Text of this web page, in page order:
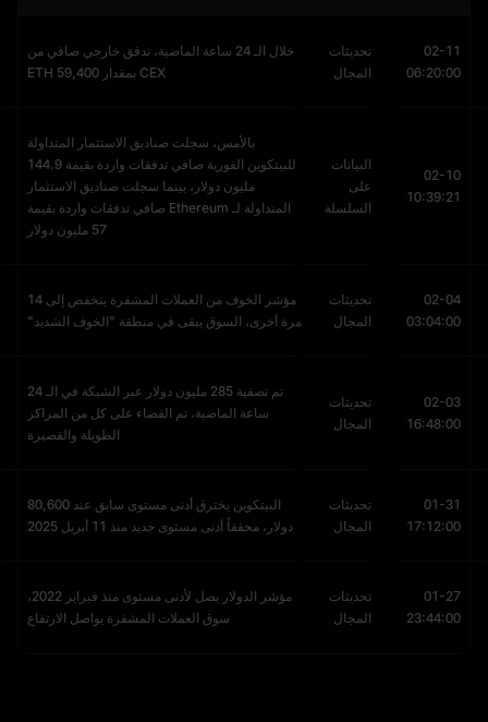
02-11
06:20:00
تحديثات
المجال
خلال الـ 24 ساعة الماضية، تدفق خارجي صافي من
CEX بمقدار 59,400 ETH
02-10
10:39:21
البيانات
على
السلسلة
بالأمس، سجلت صناديق الاستثمار المتداولة
للبيتكوين الفورية صافي تدفقات واردة بقيمة 144.9
مليون دولار، بينما سجلت صناديق الاستثمار
المتداولة لـ Ethereum صافي تدفقات واردة بقيمة
57 مليون دولار
02-04
03:04:00
تحديثات
المجال
مؤشر الخوف من العملات المشفرة ينخفض إلى 14
مرة أخرى، السوق يبقى في منطقة "الخوف الشديد"
02-03
16:48:00
تحديثات
المجال
تم تصفية 285 مليون دولار عبر الشبكة في الـ 24
ساعة الماضية، تم القضاء على كل من المراكز
الطويلة والقصيرة
01-31
17:12:00
تحديثات
المجال
البيتكوين يخترق أدنى مستوى سابق عند 80,600
دولار، محققاً أدنى مستوى جديد منذ 11 أبريل 2025
01-27
23:44:00
تحديثات
المجال
مؤشر الدولار يصل لأدنى مستوى منذ فبراير 2022،
سوق العملات المشفرة يواصل الارتفاع